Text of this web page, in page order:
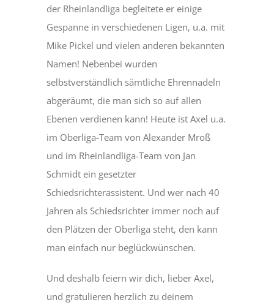
der Rheinlandliga begleitete er einige
Gespanne in verschiedenen Ligen, u.a. mit
Mike Pickel und vielen anderen bekannten
Namen! Nebenbei wurden
selbstverständlich sämtliche Ehrennadeln
abgeräumt, die man sich so auf allen
Ebenen verdienen kann! Heute ist Axel u.a.
im Oberliga-Team von Alexander Mroß
und im Rheinlandliga-Team von Jan
Schmidt ein gesetzter
Schiedsrichterassistent. Und wer nach 40
Jahren als Schiedsrichter immer noch auf
den Plätzen der Oberliga steht, den kann
man einfach nur beglückwünschen.
Und deshalb feiern wir dich, lieber Axel,
und gratulieren herzlich zu deinem